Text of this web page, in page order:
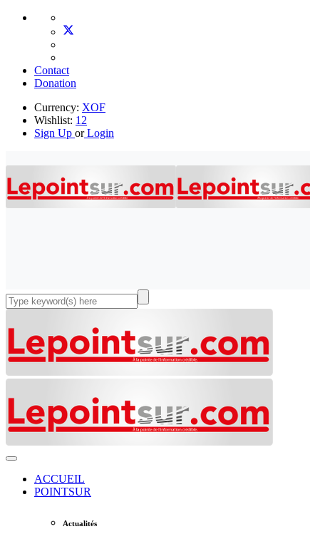
Contact
Donation
Currency: XOF
Wishlist: 12
Sign Up orLogin
ACCUEIL
POINTSUR
Actualités